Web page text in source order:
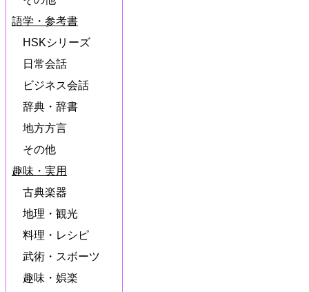
語学・参考書
HSKシリーズ
日常会話
ビジネス会話
辞典・辞書
地方方言
その他
趣味・実用
古典楽器
地理・観光
料理・レシピ
武術・スボーツ
趣味・娯楽